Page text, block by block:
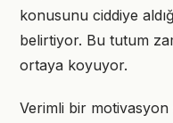
konusunu ciddiye
belirtiyor. Bu tutum
ortaya koyuyor.
Verimli bir motivasyon